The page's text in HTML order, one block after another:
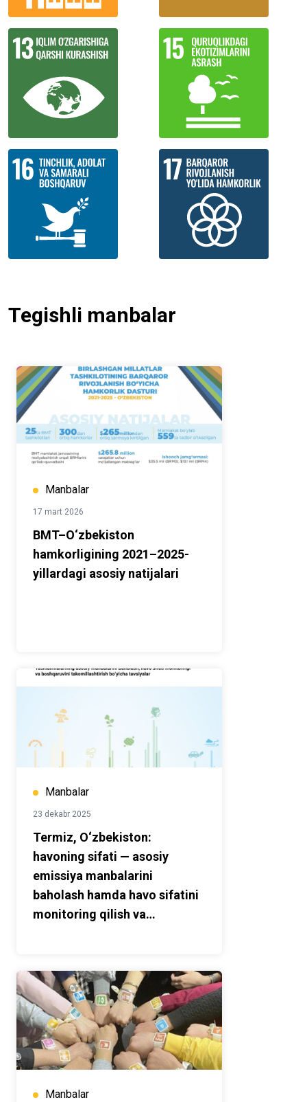
Tegishli manbalar
Manbalar
17 mart 2026
BMT–O‘zbekiston
hamkorligining 2021–2025-
yillardagi asosiy natijalari
Manbalar
23 dekabr 2025
Termiz, O‘zbekiston:
havoning sifati — asosiy
emissiya manbalarini
baholash hamda havo sifatini
monitoring qilish va
Manbalar